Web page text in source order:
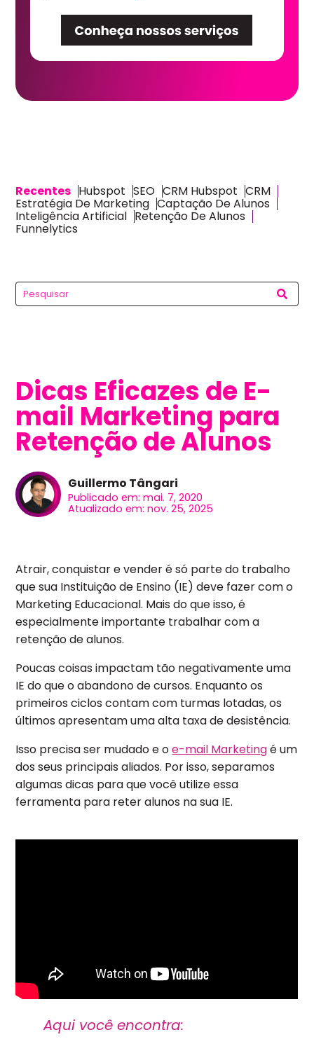
Recentes Hubspot SEO CRM Hubspot CRM
Estratégia De Marketing Captação De Alunos
Inteligência Artificial Retenção De Alunos
Funnelytics
Dicas Eficazes de E-
mail Marketing para
Retenção de Alunos
Guillermo Tângari
Publicado em: mai. 7, 2020
Atualizado em: nov. 25, 2025
Atrair, conquistar e vender é só parte do trabalho
que sua Instituição de Ensino (IE) deve fazer com o
Marketing Educacional. Mais do que isso, é
especialmente importante trabalhar com a
retenção de alunos.
Poucas coisas impactam tão negativamente uma
IE do que o abandono de cursos. Enquanto os
primeiros ciclos contam com turmas lotadas, os
últimos apresentam uma alta taxa de desistência.
Isso precisa ser mudado e oe-mail Marketingé um
dos seus principais aliados. Por isso, separamos
algumas dicas para que você utilize essa
ferramenta para reter alunos na sua IE.
Aqui você encontra: